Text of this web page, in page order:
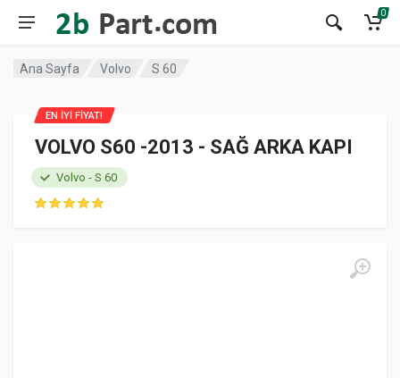
0
Ana Sayfa Volvo S 60
VOLVO S60 -2013 - SAĞ ARKA KAPI
Volvo - S 60
EN İYİ FİYAT!